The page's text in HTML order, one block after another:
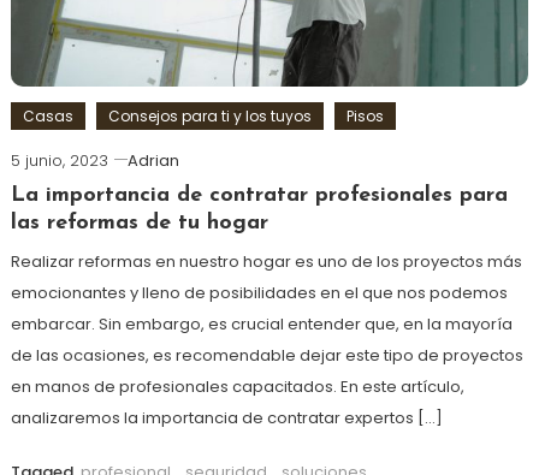
Casas Consejos para ti y los tuyos Pisos
5 junio, 2023
Adrian
La importancia de contratar profesionales para
las reformas de tu hogar
Realizar reformas en nuestro hogar es uno de los proyectos más
emocionantes y lleno de posibilidades en el que nos podemos
embarcar. Sin embargo, es crucial entender que, en la mayoría
de las ocasiones, es recomendable dejar este tipo de proyectos
en manos de profesionales capacitados. En este artículo,
analizaremos la importancia de contratar expertos […]